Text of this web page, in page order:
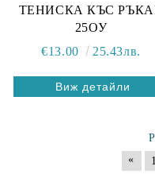
ТЕНИСКА КЪС
25ОУ
€13.00
25.43лв.
Виж детайли
«
1